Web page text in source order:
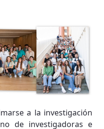
a la investigación
de investigadoras e